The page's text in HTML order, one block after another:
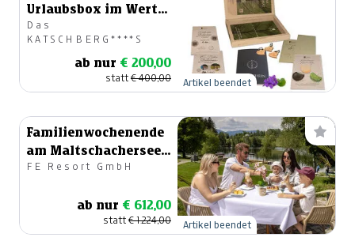
Urlaubsbox im Wert
von € 400,-
Das
KATSCHBERG****S
ab nur € 200,00
statt€ 400,00 Artikel beendet
Familienwochenende
am Maltschachersee 3
Nächte All Inclusive
FE Resort GmbH
ab nur € 612,00
statt€ 1.224,00 Artikel beendet